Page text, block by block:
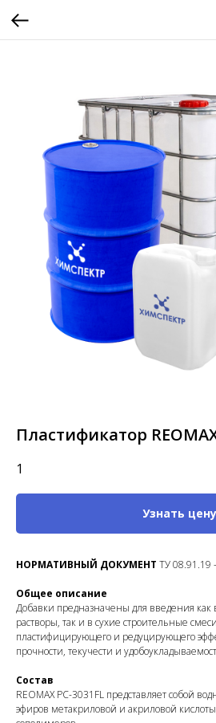
Пластификатор
1
Узнать цену
НОРМАТИВНЫЙ ДОКУМЕНТ ТУ 08.91.19
Общее описание
Добавки предназначены для введения как
растворы, так и в сухие строительные
пластифицирующего и редуцирующего
прочности, текучести и
Состав
REOMAX PC-3031FL представляет собой
эфиров метакриловой и акриловой